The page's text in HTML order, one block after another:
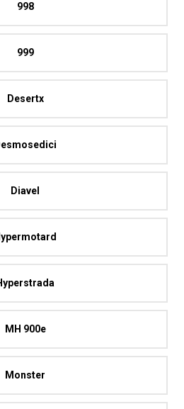
998
999
Desertx
Desmosedici
Diavel
Hypermotard
Hyperstrada
MH 900e
Monster